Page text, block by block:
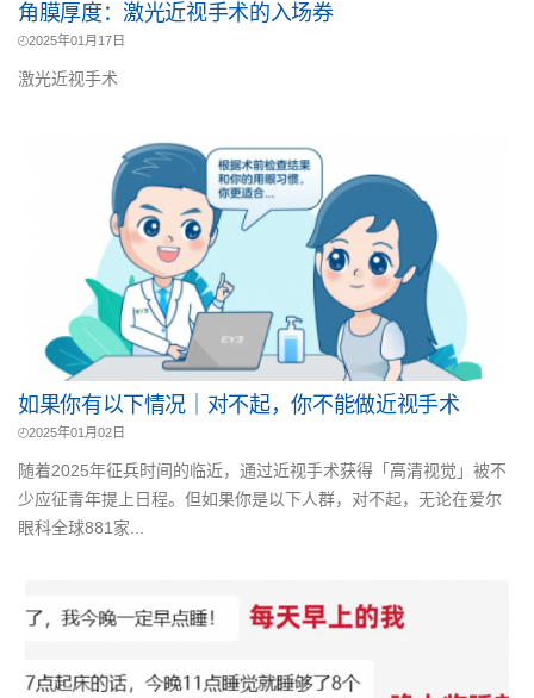
角膜厚度：激光近视手术的入场券
2025年01月17日
激光近视手术
如果你有以下情况｜对不起，你不能做近视手术
2025年01月02日
随着2025年征兵时间的临近，通过近视手术获得「高清视觉」被不
少应征青年提上日程。但如果你是以下人群，对不起，无论在爱尔
眼科全球881家...